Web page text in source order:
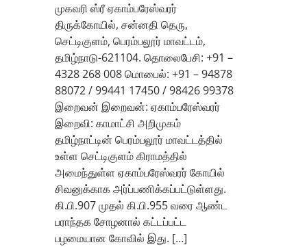
முகவரி ஸ்ரீ ஏகாம்பரேஸ்வரர்
திருக்கோயில், சன்னதி தெரு,
செட்டிகுளம், பெரம்பலூர் மாவட்டம்,
தமிழ்நாடு-621104. தொலைபேசி: +91 –
4328 268 008 மொபைல்: +91 – 94878
88072 / 99441 17450 / 98426 99378
இறைவன் இறைவன்: ஏகாம்பரேஸ்வரர்
இறைவி: காமாட்சி அறிமுகம்
தமிழ்நாட்டின் பெரம்பலூர் மாவட்டத்தில்
உள்ள செட்டிகுளம் கிராமத்தில்
அமைந்துள்ள ஏகாம்பரேஸ்வரர் கோயில்
சிவனுக்காக அர்ப்பணிக்கப்பட்டுள்ளது.
கி.பி.907 முதல் கி.பி.955 வரை ஆண்ட
பராந்தக சோழனால் கட்டப்பட்ட
பழமையான கோவில் இது. […]